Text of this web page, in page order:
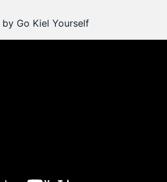
Go Kiel Yourself